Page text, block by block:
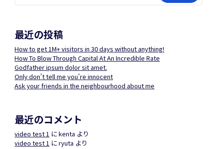
最近の投稿
How to get 1M+ visitors in 30 days without anything!
How To Blow Through Capital At An Incredible Rate
Godfather ipsum dolor sit amet.
Only don’t tell me you’re innocent
Ask your friends in the neighbourhood about me
最近のコメント
video test 1 にkenta より
video test 1 にryuta より